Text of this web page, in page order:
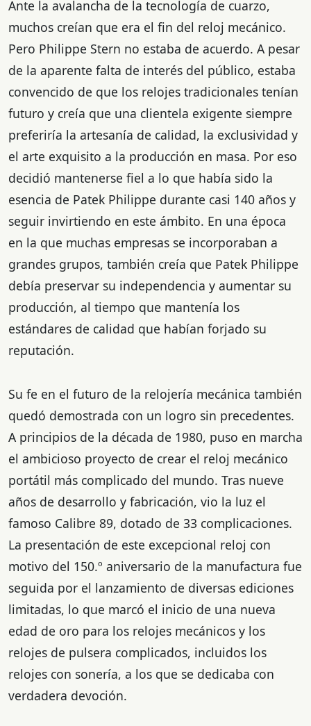
Ante la avalancha de la tecnología de cuarzo,
muchos creían que era el fin del reloj mecánico.
Pero Philippe Stern no estaba de acuerdo. A pesar
de la aparente falta de interés del público, estaba
convencido de que los relojes tradicionales tenían
futuro y creía que una clientela exigente siempre
preferiría la artesanía de calidad, la exclusividad y
el arte exquisito a la producción en masa. Por eso
decidió mantenerse fiel a lo que había sido la
esencia de Patek Philippe durante casi 140 años y
seguir invirtiendo en este ámbito. En una época
en la que muchas empresas se incorporaban a
grandes grupos, también creía que Patek Philippe
debía preservar su independencia y aumentar su
producción, al tiempo que mantenía los
estándares de calidad que habían forjado su
reputación.
Su fe en el futuro de la relojería mecánica también
quedó demostrada con un logro sin precedentes.
A principios de la década de 1980, puso en marcha
el ambicioso proyecto de crear el reloj mecánico
portátil más complicado del mundo. Tras nueve
años de desarrollo y fabricación, vio la luz el
famoso Calibre 89, dotado de 33 complicaciones.
La presentación de este excepcional reloj con
motivo del 150.º aniversario de la manufactura fue
seguida por el lanzamiento de diversas ediciones
limitadas, lo que marcó el inicio de una nueva
edad de oro para los relojes mecánicos y los
relojes de pulsera complicados, incluidos los
relojes con sonería, a los que se dedicaba con
verdadera devoción.